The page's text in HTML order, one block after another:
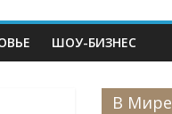
ШОУ-БИЗНЕС
В Мире